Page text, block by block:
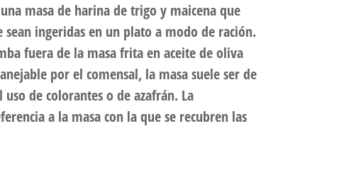
masa de harina de trigo y maicena que
ingeridas en un plato a modo de ración.
fuera de la masa frita en aceite de oliva
por el comensal, la masa suele ser de
de colorantes o de azafrán. La
a la masa con la que se recubren las